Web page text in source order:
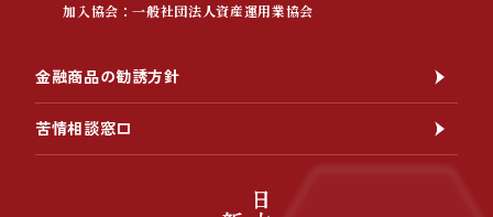
加入協会：一般社団法人資産運用業協会
金融商品の勧誘方針
苦情相談窓口